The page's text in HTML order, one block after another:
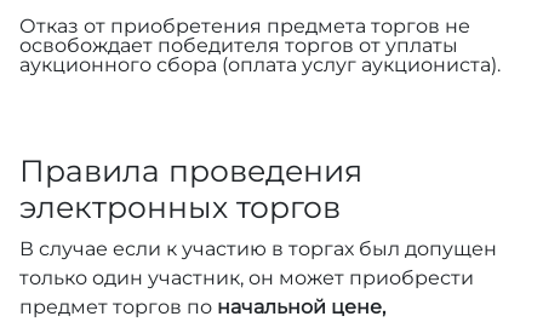
Отказ от приобретения предмета торгов не
освобождает победителя торгов от уплаты
аукционного сбора (оплата услуг аукциониста).
Правила проведения
электронных торгов
В случае если к участию в торгах был допущен
только один участник, он может приобрести
предмет торгов по начальной цене,